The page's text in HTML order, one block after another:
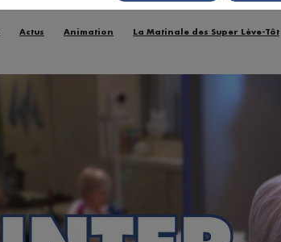
Actus Animation La Matinale des Super Lève-Tôt